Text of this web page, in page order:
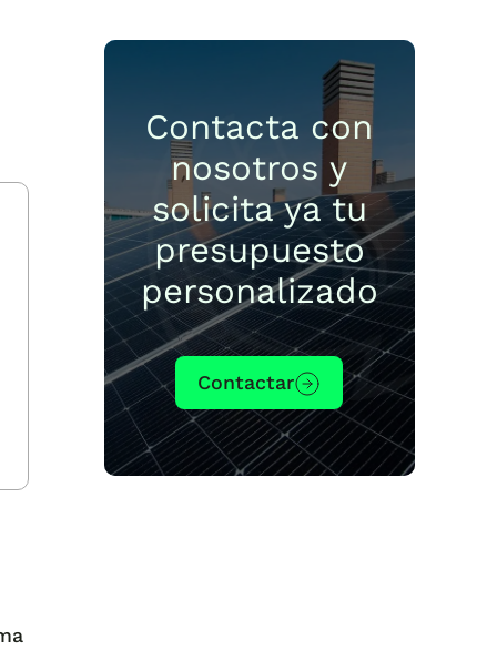
Contacta con
nosotros y
solicita ya tu
presupuesto
personalizado
Contactar